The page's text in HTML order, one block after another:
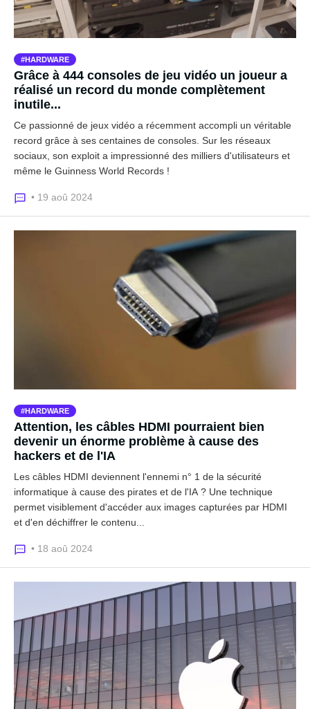
HARDWARE
Grâce à 444 consoles de jeu vidéo un joueur a
réalisé un record du monde complètement
inutile...
Ce passionné de jeux vidéo a récemment accompli un véritable
record grâce à ses centaines de consoles. Sur les réseaux
sociaux, son exploit a impressionné des milliers d'utilisateurs et
même le Guinness World Records !
• 19 aoû 2024
HARDWARE
Attention, les câbles HDMI pourraient bien
devenir un énorme problème à cause des
hackers et de l'IA
Les câbles HDMI deviennent l'ennemi n° 1 de la sécurité
informatique à cause des pirates et de l'IA ? Une technique
permet visiblement d'accéder aux images capturées par HDMI
et d'en déchiffrer le contenu...
• 18 aoû 2024